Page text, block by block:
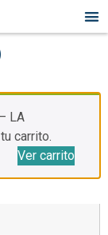
LA
carrito.
Ver carrito